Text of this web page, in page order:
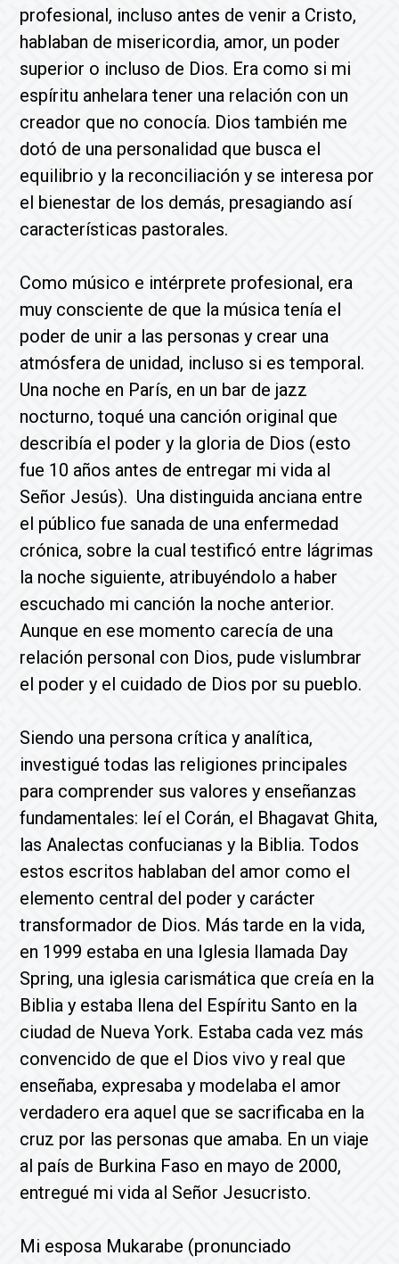
profesional, incluso antes de venir a Cristo,
hablaban de misericordia, amor, un poder
superior o incluso de Dios. Era como si mi
espíritu anhelara tener una relación con un
creador que no conocía. Dios también me
dotó de una personalidad que busca el
equilibrio y la reconciliación y se interesa por
el bienestar de los demás, presagiando así
características pastorales.
Como músico e intérprete profesional, era
muy consciente de que la música tenía el
poder de unir a las personas y crear una
atmósfera de unidad, incluso si es temporal.
Una noche en París, en un bar de jazz
nocturno, toqué una canción original que
describía el poder y la gloria de Dios (esto
fue 10 años antes de entregar mi vida al
Señor Jesús). Una distinguida anciana entre
el público fue sanada de una enfermedad
crónica, sobre la cual testificó entre lágrimas
la noche siguiente, atribuyéndolo a haber
escuchado mi canción la noche anterior.
Aunque en ese momento carecía de una
relación personal con Dios, pude vislumbrar
el poder y el cuidado de Dios por su pueblo.
Siendo una persona crítica y analítica,
investigué todas las religiones principales
para comprender sus valores y enseñanzas
fundamentales: leí el Corán, el Bhagavat Ghita,
las Analectas confucianas y la Biblia. Todos
estos escritos hablaban del amor como el
elemento central del poder y carácter
transformador de Dios. Más tarde en la vida,
en 1999 estaba en una Iglesia llamada Day
Spring, una iglesia carismática que creía en la
Biblia y estaba llena del Espíritu Santo en la
ciudad de Nueva York. Estaba cada vez más
convencido de que el Dios vivo y real que
enseñaba, expresaba y modelaba el amor
verdadero era aquel que se sacrificaba en la
cruz por las personas que amaba. En un viaje
al país de Burkina Faso en mayo de 2000,
entregué mi vida al Señor Jesucristo.
Mi esposa Mukarabe (pronunciado